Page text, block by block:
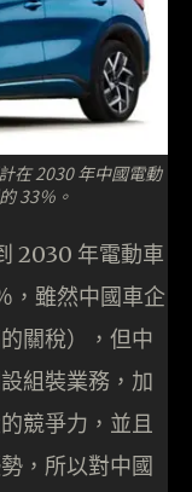
在 2030 年中國電動
33％。
2030 年電動車
，雖然中國車企
關稅），但中
組裝業務，加
競爭力，並且
，所以對中國